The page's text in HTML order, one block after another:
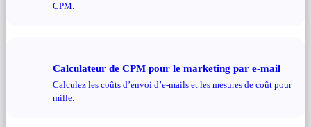
CPM.
Calculateur de CPM pour le marketing par e-mail
Calculez les coûts d’envoi d’e-mails et les mesures de coût pour
mille.